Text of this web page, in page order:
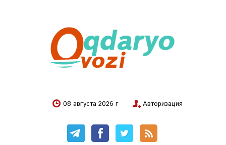
08 августа 2026 г Авторизация